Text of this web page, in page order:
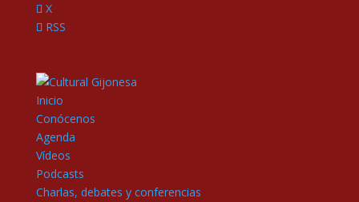
X
RSS
Inicio
Conócenos
Agenda
Vídeos
Podcasts
Charlas, debates y conferencias